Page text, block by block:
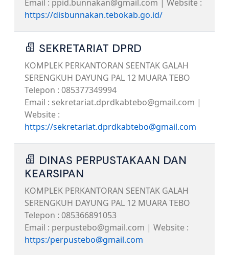
Email : ppid.bunnakan@gmail.com | Website :
https://disbunnakan.tebokab.go.id/
SEKRETARIAT DPRD
KOMPLEK PERKANTORAN SEENTAK GALAH
SERENGKUH DAYUNG PAL 12 MUARA TEBO
Telepon : 085377349994
Email : sekretariat.dprdkabtebo@gmail.com |
Website :
https://sekretariat.dprdkabtebo@gmail.com
DINAS PERPUSTAKAAN DAN
KEARSIPAN
KOMPLEK PERKANTORAN SEENTAK GALAH
SERENGKUH DAYUNG PAL 12 MUARA TEBO
Telepon : 085366891053
Email : perpustebo@gmail.com | Website :
https:/perpustebo@gmail.com